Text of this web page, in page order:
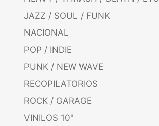
JAZZ / SOUL / FUNK
NACIONAL
POP / INDIE
PUNK / NEW WAVE
RECOPILATORIOS
ROCK / GARAGE
VINILOS 10"